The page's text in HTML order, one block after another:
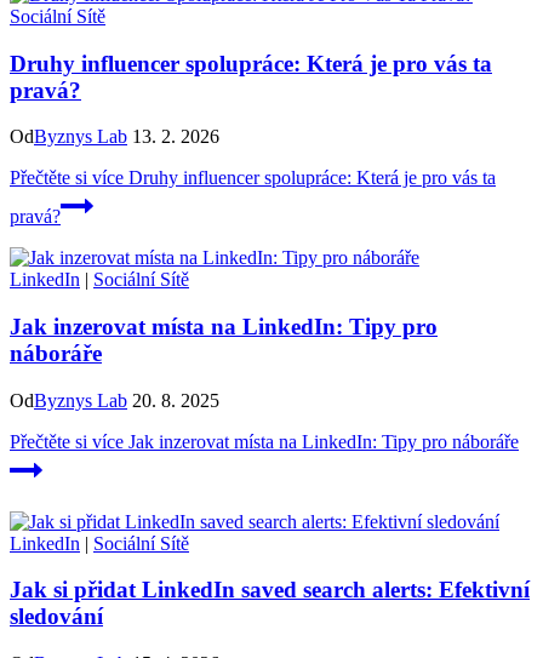
Sociální Sítě
Druhy influencer spolupráce: Která je pro vás ta
pravá?
OdByznys Lab 13. 2. 2026
Přečtěte si více Druhy influencer spolupráce: Která je pro vás ta
pravá?
LinkedIn | Sociální Sítě
Jak inzerovat místa na LinkedIn: Tipy pro
náboráře
OdByznys Lab 20. 8. 2025
Přečtěte si více Jak inzerovat místa na LinkedIn: Tipy pro náboráře
LinkedIn | Sociální Sítě
Jak si přidat LinkedIn saved search alerts: Efektivní
sledování